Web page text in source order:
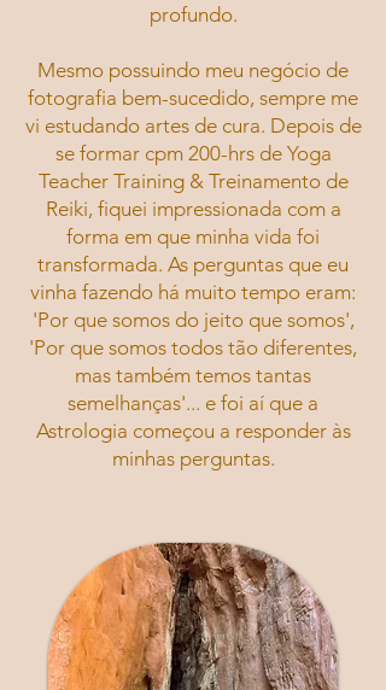
profundo.
Mesmo possuindo meu negócio de
fotografia bem-sucedido, sempre me
vi estudando artes de cura. Depois de
se formar cpm 200-hrs de Yoga
Teacher Training & Treinamento de
Reiki, fiquei impressionada com a
forma em que minha vida foi
transformada. As perguntas que eu
vinha fazendo há muito tempo eram:
'Por que somos do jeito que somos',
'Por que somos todos tão diferentes,
mas também temos tantas
semelhanças'... e foi aí que a
Astrologia começou a responder às
minhas perguntas.